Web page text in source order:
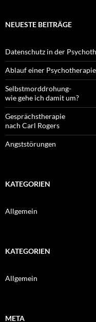
NEUESTE BEITRÄGE
Datenschutz in der
Ablauf einer Psychotherapie
Selbstmorddrohung-
wie gehe ich damit um?
Gesprächstherapie
nach Carl Rogers
Angststörungen
KATEGORIEN
Allgemein
KATEGORIEN
Allgemein
META